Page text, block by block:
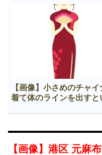
【画像】小さめのチャイ
着て体のラインを出すと
【画像】港区 元麻